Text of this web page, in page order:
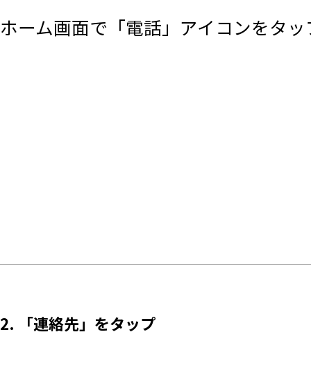
ホーム画面で「電話」アイコンをタ
2. 「連絡先」をタップ